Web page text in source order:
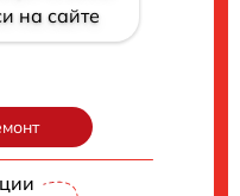
на сайте